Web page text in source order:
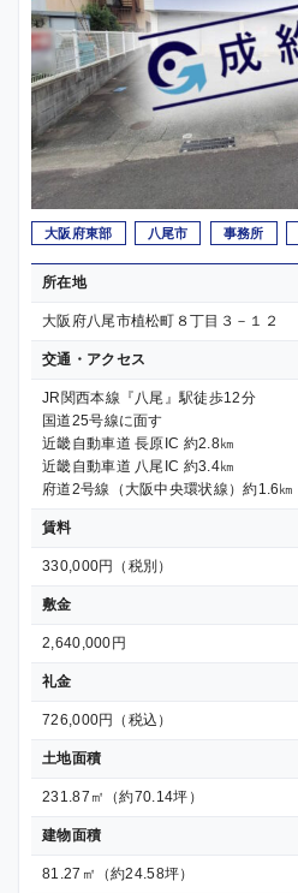
大阪府東部 八尾市 事務所
所在地
大阪府八尾市植松町８丁目３－１２
交通・アクセス
JR関西本線『八尾』駅徒歩12分
国道25号線に面す
近畿自動車道 長原IC 約2.8㎞
近畿自動車道 八尾IC 約3.4㎞
府道2号線（大阪中央環状線）約1.6㎞
賃料
330,000円（税別）
敷金
2,640,000円
礼金
726,000円（税込）
土地面積
231.87㎡（約70.14坪）
建物面積
81.27㎡（約24.58坪）